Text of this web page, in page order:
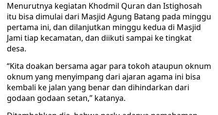
Menurutnya kegiatan Khodmil Quran dan Istighosah
itu bisa dimulai dari Masjid Agung Batang pada minggu
pertama ini, dan dilanjutkan minggu kedua di Masjid
Jami tiap kecamatan, dan diikuti sampai ke tingkat
desa.
“Kita doakan bersama agar para tokoh ataupun oknum
oknum yang menyimpang dari ajaran agama ini bisa
kembali ke jalan yang benar dan dihindarkan dari
godaan godaan setan,” katanya.